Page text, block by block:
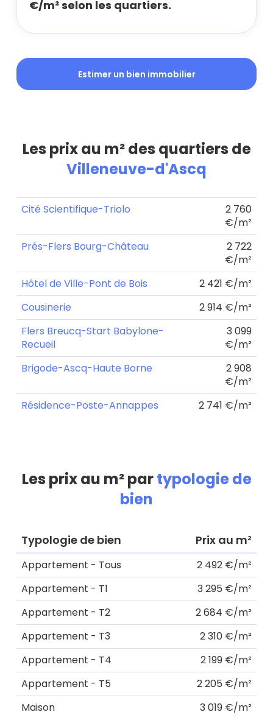
€/m² selon les quartiers.
Estimer un bien immobilier
Les prix au m² des quartiers de
Villeneuve-d'Ascq
Cité Scientifique-Triolo
2 760
€/m²
Prés-Flers Bourg-Château
2 722
€/m²
Hôtel de Ville-Pont de Bois
2 421 €/m²
Cousinerie
2 914 €/m²
Flers Breucq-Start Babylone-
Recueil
3 099
€/m²
Brigode-Ascq-Haute Borne
2 908
€/m²
Résidence-Poste-Annappes
2 741 €/m²
Les prix au m² partypologie de
bien
Typologie de bien Prix au m²
Appartement - Tous
2 492 €/m²
Appartement - T1
3 295 €/m²
Appartement - T2
2 684 €/m²
Appartement - T3
2 310 €/m²
Appartement - T4
2 199 €/m²
Appartement - T5
2 205 €/m²
Maison
3 019 €/m²